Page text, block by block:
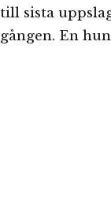
till sista
gången. En